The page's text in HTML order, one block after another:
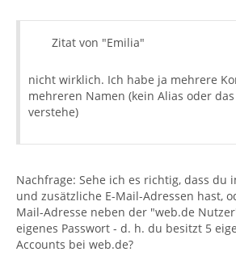
Zitat von "Emilia"
nicht wirklich. Ich habe ja mehrere
mehreren Namen (kein Alias oder
verstehe)
Nachfrage: Sehe ich es richtig, dass du
und zusätzliche E-Mail-Adressen hast,
Mail-Adresse neben der "web.de
eigenes Passwort - d. h. du besitzt 5
Accounts bei web.de?